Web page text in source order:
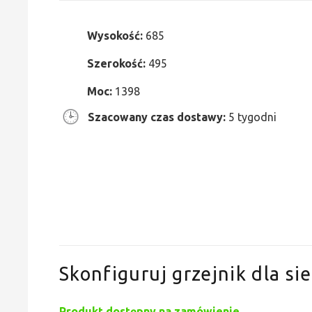
Wysokość: 685
Szerokość: 495
Moc: 1398
Szacowany czas dostawy: 5 tygodni
Skonfiguruj grzejnik dla